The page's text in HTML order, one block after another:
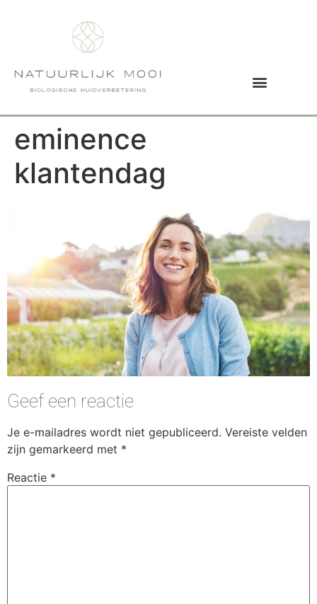
eminence
klantendag
Geef een reactie
Je e-mailadres wordt niet gepubliceerd. Vereiste velden
zijn gemarkeerd met *
Reactie *